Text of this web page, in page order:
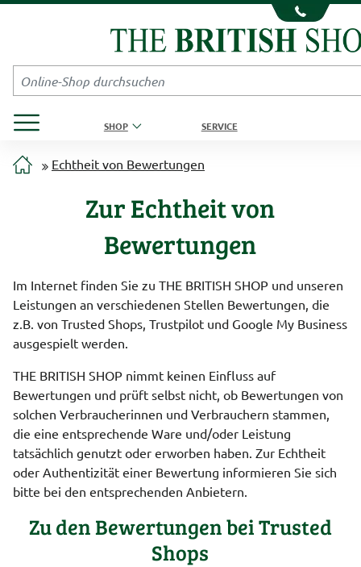
SHOP SERVICE
Echtheit von Bewertungen
Zur Echtheit von
Bewertungen
Im Internet finden Sie zu THE BRITISH SHOP und unseren
Leistungen an verschiedenen Stellen Bewertungen, die
z.B. von Trusted Shops, Trustpilot und Google My Business
ausgespielt werden.
THE BRITISH SHOP nimmt keinen Einfluss auf
Bewertungen und prüft selbst nicht, ob Bewertungen von
solchen Verbraucherinnen und Verbrauchern stammen,
die eine entsprechende Ware und/oder Leistung
tatsächlich genutzt oder erworben haben. Zur Echtheit
oder Authentizität einer Bewertung informieren Sie sich
bitte bei den entsprechenden Anbietern.
Zu den Bewertungen bei Trusted
Shops